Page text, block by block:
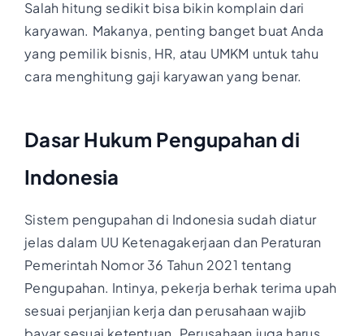
Salah hitung sedikit bisa bikin komplain dari
karyawan. Makanya, penting banget buat Anda
yang pemilik bisnis, HR, atau UMKM untuk tahu
cara menghitung gaji karyawan yang benar.
Dasar Hukum Pengupahan di
Indonesia
Sistem pengupahan di Indonesia sudah diatur
jelas dalam UU Ketenagakerjaan dan Peraturan
Pemerintah Nomor 36 Tahun 2021 tentang
Pengupahan. Intinya, pekerja berhak terima upah
sesuai perjanjian kerja dan perusahaan wajib